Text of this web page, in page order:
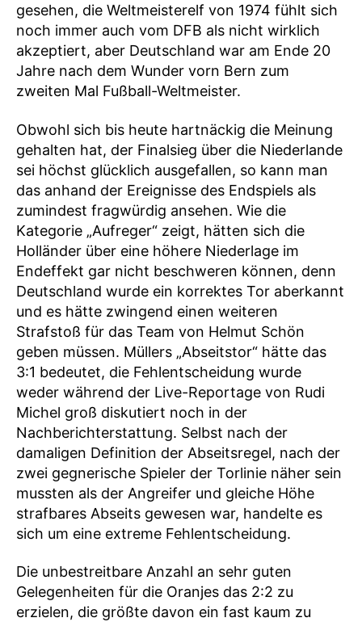
gesehen, die Weltmeisterelf von 1974 fühlt sich
noch immer auch vom DFB als nicht wirklich
akzeptiert, aber Deutschland war am Ende 20
Jahre nach dem Wunder vorn Bern zum
zweiten Mal Fußball-Weltmeister.
Obwohl sich bis heute hartnäckig die Meinung
gehalten hat, der Finalsieg über die Niederlande
sei höchst glücklich ausgefallen, so kann man
das anhand der Ereignisse des Endspiels als
zumindest fragwürdig ansehen. Wie die
Kategorie „Aufreger“ zeigt, hätten sich die
Holländer über eine höhere Niederlage im
Endeffekt gar nicht beschweren können, denn
Deutschland wurde ein korrektes Tor aberkannt
und es hätte zwingend einen weiteren
Strafstoß für das Team von Helmut Schön
geben müssen. Müllers „Abseitstor“ hätte das
3:1 bedeutet, die Fehlentscheidung wurde
weder während der Live-Reportage von Rudi
Michel groß diskutiert noch in der
Nachberichterstattung. Selbst nach der
damaligen Definition der Abseitsregel, nach der
zwei gegnerische Spieler der Torlinie näher sein
mussten als der Angreifer und gleiche Höhe
strafbares Abseits gewesen war, handelte es
sich um eine extreme Fehlentscheidung.
Die unbestreitbare Anzahl an sehr guten
Gelegenheiten für die Oranjes das 2:2 zu
erzielen, die größte davon ein fast kaum zu